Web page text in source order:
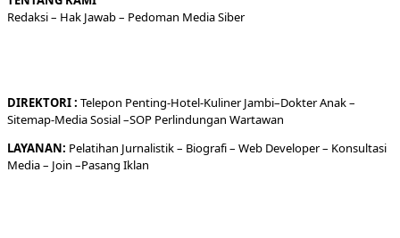
Redaksi– Hak Jawab – Pedoman Media Siber
DIREKTORI: Telepon Penting-Hotel-KulinerJambi–DokterAnak –
Sitemap-Media Sosial –SOP Perlindungan Wartawan
LAYANAN: Pelatihan Jurnalistik – Biografi– Web Developer– Konsultasi
Media– Join –Pasang Iklan